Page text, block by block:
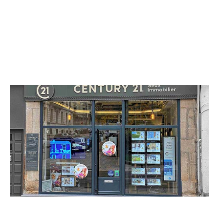
CENTURY 21 Seux Immobilier
37 rue Gambetta
ST ETIENNE - 42000
Envoyer un message
Téléphoner à l'agence